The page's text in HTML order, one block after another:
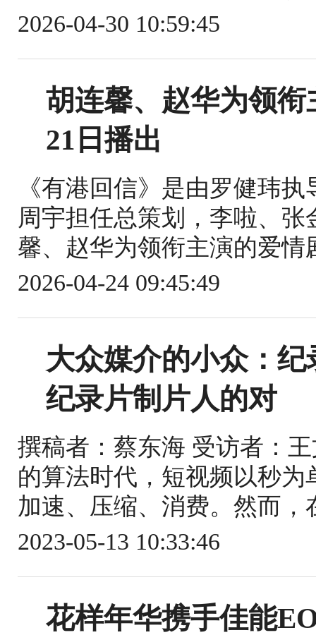
2026-04-30 10:59:45
胡连馨、赵华为领
21日播出
《有港回信》是由罗健玮
周宇担任总策划，李啦、
馨、赵华为领衔主演的爱情
2026-04-24 09:45:49
大众媒介的小众：
纪录片制片人的对
撰稿者：蔡东海 受访者：
的算法时代，短视频以秒
加速、压缩、消费。然而
2023-05-13 10:33:46
花样年华携手佳能